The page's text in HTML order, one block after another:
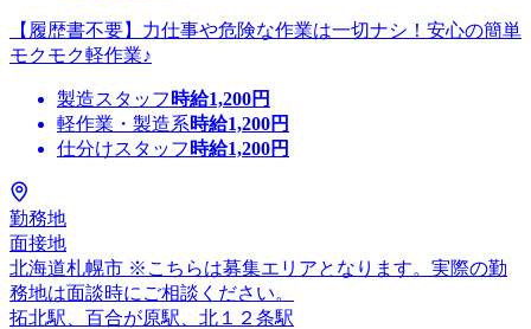
【履歴書不要】力仕事や危険な作業は一切ナシ！安心の簡単
モクモク軽作業♪
製造スタッフ 時給1,200円
軽作業・製造系時給1,200円
仕分けスタッフ 時給1,200円
勤務地
面接地
北海道札幌市 ※こちらは募集エリアとなります。実際の勤
務地は面談時にご相談ください。
拓北駅、百合が原駅、北１２条駅